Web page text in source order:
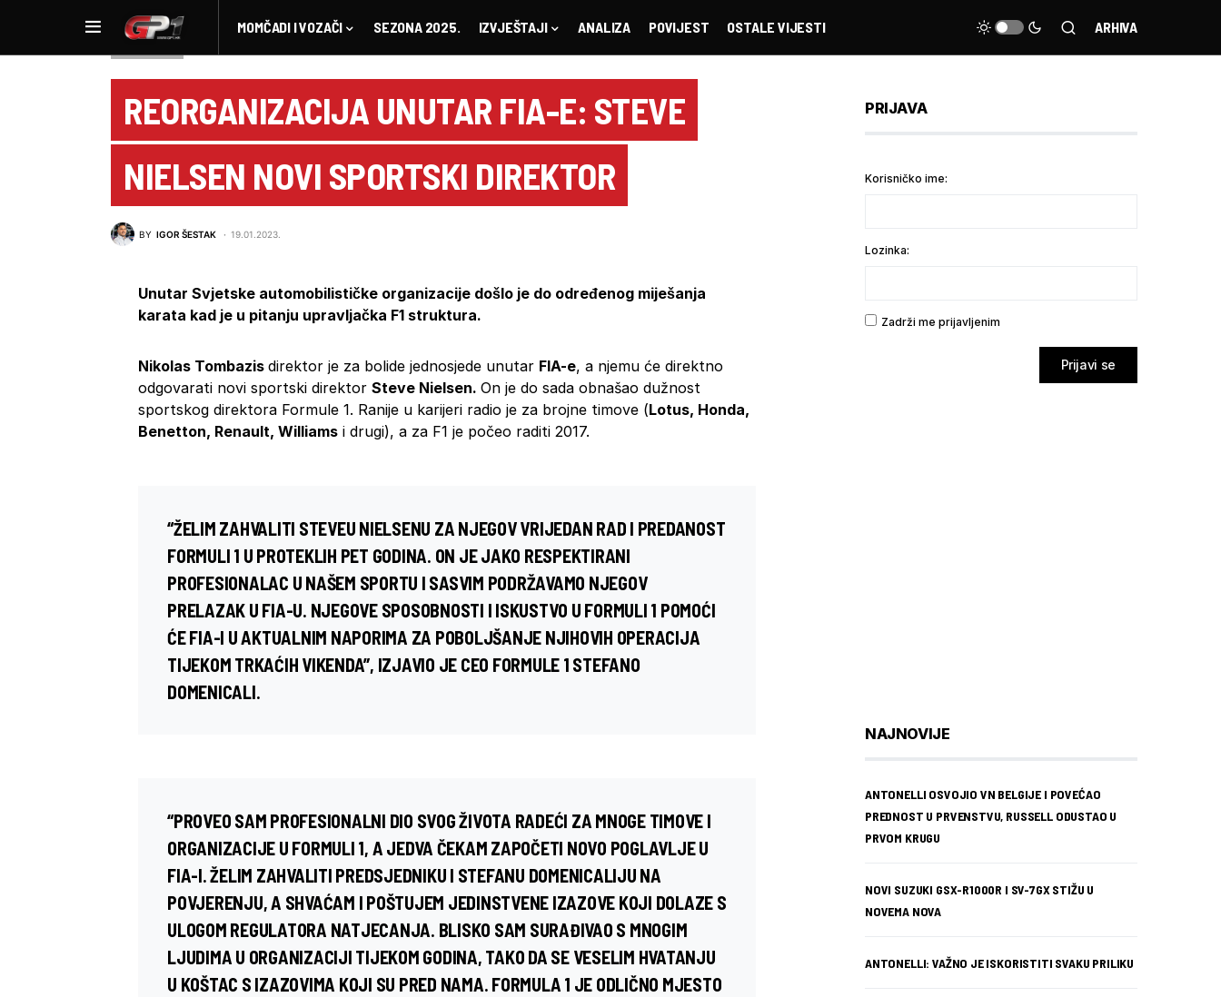
MOMČADI I VOZAČI SEZONA 2025. IZVJEŠTAJI ANALIZA POVIJEST OSTALE VIJESTI ARHIVA
REORGANIZACIJA UNUTAR FIA-E: STEVE
NIELSEN NOVI SPORTSKI DIREKTOR
BY IGOR ŠESTAK 19.01.2023.
Unutar Svjetske automobilističke organizacije došlo je do određenog miješanja
karata kad je u pitanju upravljačka F1 struktura.
Nikolas Tombazis direktor je za bolide jednosjede unutar FIA-e, a njemu će direktno
odgovarati novi sportski direktor Steve Nielsen. On je do sada obnašao dužnost
sportskog direktora Formule 1. Ranije u karijeri radio je za brojne timove (Lotus, Honda,
Benetton, Renault, Williams i drugi), a za F1 je počeo raditi 2017.
“ŽELIM ZAHVALITI STEVEU NIELSENU ZA NJEGOV VRIJEDAN RAD I PREDANOST
FORMULI 1 U PROTEKLIH PET GODINA. ON JE JAKO RESPEKTIRANI
PROFESIONALAC U NAŠEM SPORTU I SASVIM PODRŽAVAMO NJEGOV
PRELAZAK U FIA-U. NJEGOVE SPOSOBNOSTI I ISKUSTVO U FORMULI 1 POMOĆI
ĆE FIA-I U AKTUALNIM NAPORIMA ZA POBOLJŠANJE NJIHOVIH OPERACIJA
TIJEKOM TRKAĆIH VIKENDA”, IZJAVIO JE CEO FORMULE 1 STEFANO
DOMENICALI.
“PROVEO SAM PROFESIONALNI DIO SVOG ŽIVOTA RADEĆI ZA MNOGE TIMOVE I
ORGANIZACIJE U FORMULI 1, A JEDVA ČEKAM ZAPOČETI NOVO POGLAVLJE U
FIA-I. ŽELIM ZAHVALITI PREDSJEDNIKU I STEFANU DOMENICALIJU NA
POVJERENJU, A SHVAĆAM I POŠTUJEM JEDINSTVENE IZAZOVE KOJI DOLAZE S
ULOGOM REGULATORA NATJECANJA. BLISKO SAM SURAĐIVAO S MNOGIM
LJUDIMA U ORGANIZACIJI TIJEKOM GODINA, TAKO DA SE VESELIM HVATANJU
U KOŠTAC S IZAZOVIMA KOJI SU PRED NAMA. FORMULA 1 JE ODLIČNO MJESTO
PRIJAVA
Korisničko ime:
Lozinka:
Zadrži me prijavljenim
Prijavi se
NAJNOVIJE
ANTONELLI OSVOJIO VN BELGIJE I POVEĆAO
PREDNOST U PRVENSTVU, RUSSELL ODUSTAO U
PRVOM KRUGU
NOVI SUZUKI GSX-R1000R I SV-7GX STIŽU U
NOVEMA NOVA
ANTONELLI: VAŽNO JE ISKORISTITI SVAKU PRILIKU